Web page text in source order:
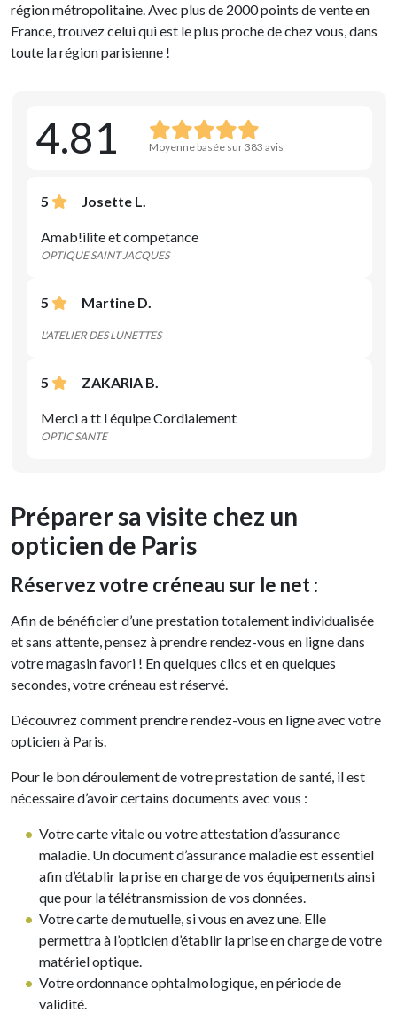
région métropolitaine. Avec plus de 2000 points de vente en
France, trouvez celui qui est le plus proche de chez vous, dans
toute la région parisienne !
4.81 Moyenne basée sur 383 avis
5 Josette L.
Amab!ilite et competance
OPTIQUE SAINT JACQUES
5 Martine D.
L'ATELIER DES LUNETTES
5 ZAKARIA B.
Merci a tt l équipe Cordialement
OPTIC SANTE
Préparer sa visite chez un
opticien de Paris
Réservez votre créneau sur le net :
Afin de bénéficier d’une prestation totalement individualisée
et sans attente, pensez à prendre rendez-vous en ligne dans
votre magasin favori ! En quelques clics et en quelques
secondes, votre créneau est réservé.
Découvrez comment prendre rendez-vous en ligne avec votre
opticien à Paris.
Pour le bon déroulement de votre prestation de santé, il est
nécessaire d’avoir certains documents avec vous :
Votre carte vitale ou votre attestation d’assurance
maladie. Un document d’assurance maladie est essentiel
afin d’établir la prise en charge de vos équipements ainsi
que pour la télétransmission de vos données.
Votre carte de mutuelle, si vous en avez une. Elle
permettra à l’opticien d’établir la prise en charge de votre
matériel optique.
Votre ordonnance ophtalmologique, en période de
validité.